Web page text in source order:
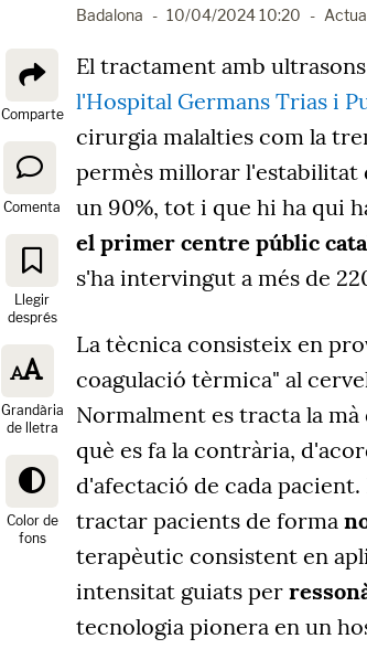
Badalona - 10/04/2024 10:20 -
Comparte
Comenta
Llegir
després
Grandària
de lletra
Color de
fons
El tractament amb
l'Hospital Germans Trias i
cirurgia malalties com la
permès millorar l'estabilitat
un 90%, tot i que hi ha qui
el primer centre públic
s'ha intervingut a més de
La tècnica consisteix en
coagulació tèrmica" al
Normalment es tracta la
què es fa la contrària,
d'afectació de cada
tractar pacients de forma
terapèutic consistent en
intensitat guiats per
tecnologia pionera en un